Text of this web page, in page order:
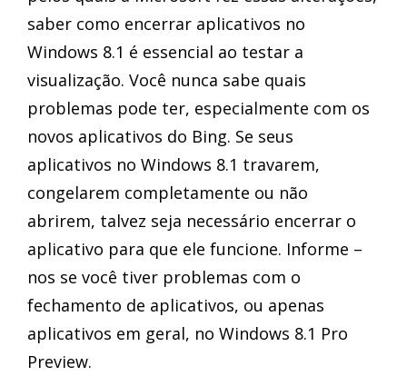
saber como encerrar aplicativos no
Windows 8.1 é essencial ao testar a
visualização. Você nunca sabe quais
problemas pode ter, especialmente com os
novos aplicativos do Bing. Se seus
aplicativos no Windows 8.1 travarem,
congelarem completamente ou não
abrirem, talvez seja necessário encerrar o
aplicativo para que ele funcione. Informe –
nos se você tiver problemas com o
fechamento de aplicativos, ou apenas
aplicativos em geral, no Windows 8.1 Pro
Preview.